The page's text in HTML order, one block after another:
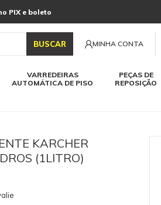
PIX e boleto
BUSCAR MINHA CONTA
VARREDEIRAS
AUTOMÁTICA DE PISO
PEÇAS DE
REPOSIÇÃO
KARCHER
(1LITRO)